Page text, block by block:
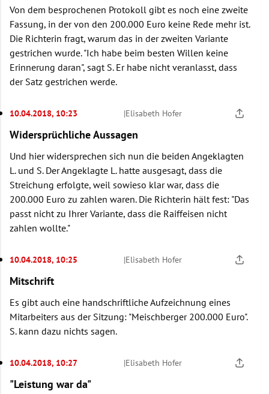
Von dem besprochenen Protokoll gibt es noch eine zweite
Fassung, in der von den 200.000 Euro keine Rede mehr ist.
Die Richterin fragt, warum das in der zweiten Variante
gestrichen wurde. "Ich habe beim besten Willen keine
Erinnerung daran", sagt S. Er habe nicht veranlasst, dass
der Satz gestrichen werde.
10.04.2018, 10:23 |Elisabeth Hofer
Widersprüchliche Aussagen
Und hier widersprechen sich nun die beiden Angeklagten
L. und S. Der Angeklagte L. hatte ausgesagt, dass die
Streichung erfolgte, weil sowieso klar war, dass die
200.000 Euro zu zahlen waren. Die Richterin hält fest: "Das
passt nicht zu Ihrer Variante, dass die Raiffeisen nicht
zahlen wollte."
10.04.2018, 10:25 |Elisabeth Hofer
Mitschrift
Es gibt auch eine handschriftliche Aufzeichnung eines
Mitarbeiters aus der Sitzung: "Meischberger 200.000 Euro".
S. kann dazu nichts sagen.
10.04.2018, 10:27 |Elisabeth Hofer
"Leistung war da"